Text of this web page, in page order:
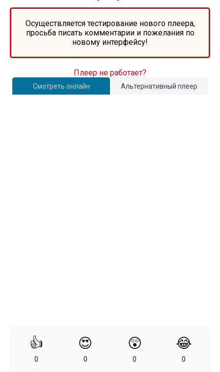
Осуществляется тестирование нового плеера,
просьба писать комментарии и пожелания по
новому интерфейсу!
Смотреть онлайн Альтернативный плеер
Плеер не работает?
👍
0
😍
0
😲
0
😂
0